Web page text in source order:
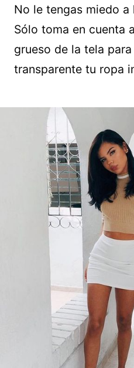
No le tengas miedo a
Sólo toma en cuenta
grueso de la tela
transparente tu ropa